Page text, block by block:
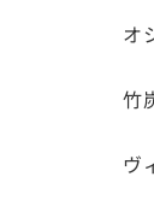
オ
竹
ヴ